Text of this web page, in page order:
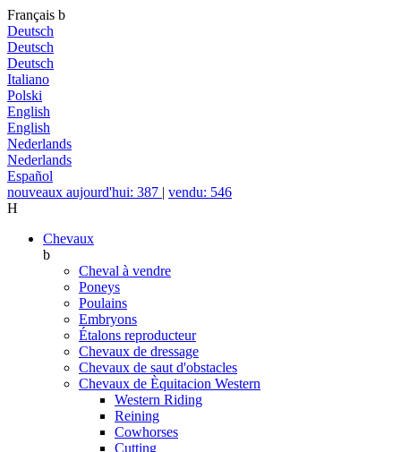
Français b
Deutsch
Deutsch
Deutsch
Italiano
Polski
English
English
Nederlands
Nederlands
Español
nouveaux aujourd'hui: 387 | vendu: 546
H
Chevaux
b
Cheval à vendre
Poneys
Poulains
Embryons
Étalons reproducteur
Chevaux de dressage
Chevaux de saut d'obstacles
Chevaux de Èquitacion Western
Western Riding
Reining
Cowhorses
Cutting